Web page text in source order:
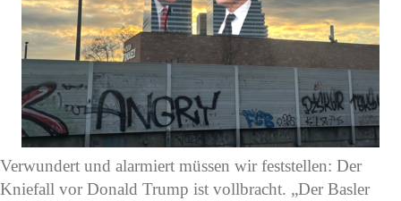
Verwundert und alarmiert müssen wir feststellen: Der
Kniefall vor Donald Trump ist vollbracht. „Der Basler